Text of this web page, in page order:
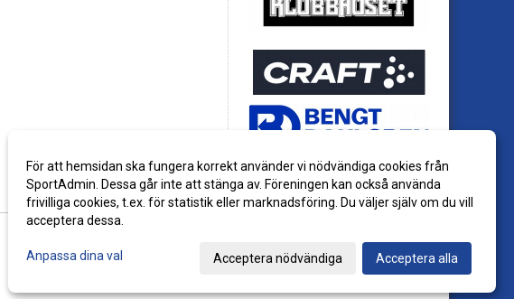
För att hemsidan ska fungera korrekt använder vi nödvändiga cookies från
SportAdmin. Dessa går inte att stänga av. Föreningen kan också använda
frivilliga cookies, t.ex. för statistik eller marknadsföring. Du väljer själv om du vill
acceptera dessa.
Anpassa dina val Acceptera nödvändiga Acceptera alla